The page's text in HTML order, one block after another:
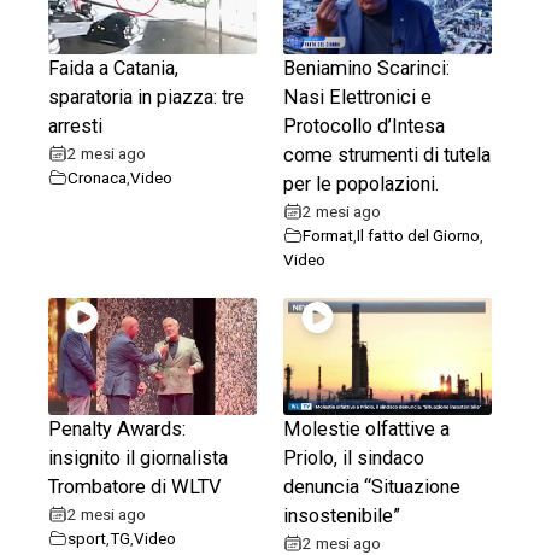
Faida a Catania,
sparatoria in piazza: tre
arresti
2 mesi ago
Cronaca Video
Beniamino Scarinci:
Nasi Elettronici e
Protocollo d’Intesa
come strumenti di tutela
per le popolazioni.
2 mesi ago
Format,Il fatto del Giorno
Video
Penalty Awards:
insignito il giornalista
Trombatore di WLTV
2 mesi ago
sport,TG,Video
Molestie olfattive a
Priolo, il sindaco
denuncia “Situazione
insostenibile”
2 mesi ago